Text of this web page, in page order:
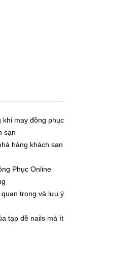
khi may đồng phục
sạn
hàng khách sạn
Phục Online
trọng và lưu ý
tạp dề nails mà ít